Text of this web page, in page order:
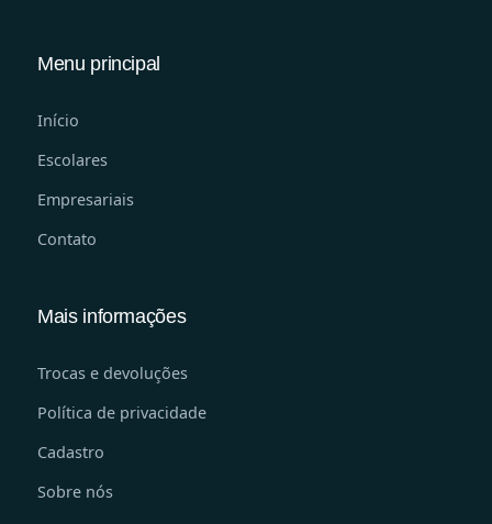
Menu principal
Início
Escolares
Empresariais
Contato
Mais informações
Trocas e devoluções
Política de privacidade
Cadastro
Sobre nós